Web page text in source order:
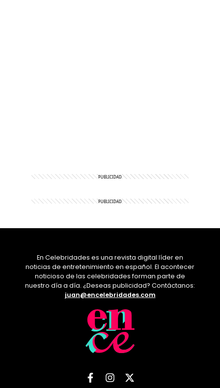
En Celebridades es una revista digital líder en
noticias de entretenimiento en español. El acontecer
noticioso de las celebridades forman parte de
nuestro día a día. ¿Deseas publicidad? Contáctanos:
juan@encelebridades.com